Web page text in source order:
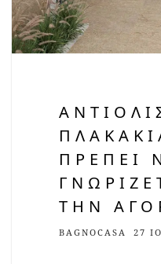
ΠΡΈΠΕΙ
ΤΗΝ
BAGNOCASA 27